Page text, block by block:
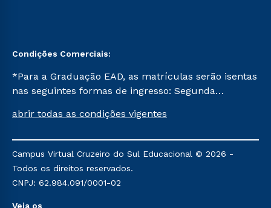
Condições Comerciais:
*Para a Graduação EAD, as matrículas serão isentas
nas seguintes formas de ingresso: Segunda
Já para as demais, a taxa de matrícula será de R$
mencionadas são referentes aos cursos: Ensino
Religioso, Geografia para a Docência e Metodologia
do Ensino de História: Questões Atuais.
abrir todas as condições vigentes
Campus Virtual Cruzeiro do Sul Educacional © 2026 -
Todos os direitos reservados.
CNPJ: 62.984.091/0001-02
Veja os